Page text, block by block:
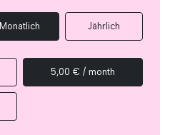
Monatlich Jährlich
5,00 € / month